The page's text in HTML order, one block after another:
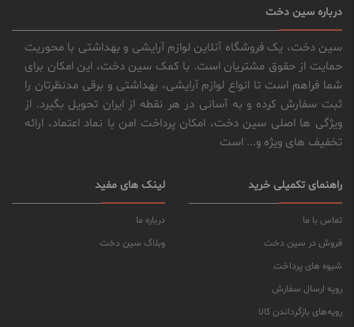
درباره سین دخت
سین دخت، یک فروشگاه آنلاین لوازم آرایشی و بهداشتی با محوریت
حمایت از حقوق مشتریان است. با کمک سین دخت، این امکان برای
شما فراهم است تا انواع لوازم آرایشی، بهداشتی و برقی مدنظرتان را
ثبت سفارش کرده و به آسانی در هر نقطه از ایران تحویل بگیرد. از
ویژگی ها اصلی سین دخت، امکان پرداخت امن با نماد اعتماد، ارائه
تخفیف های ویژه و... است
راهنمای تکمیلی خرید
تماس با ما
فروش در سین دخت
شیوه های پرداخت
رویه ارسال سفارش
رویه‌های بازگرداندن کالا
لینک های مفید
درباره ما
وبلاگ سین دخت